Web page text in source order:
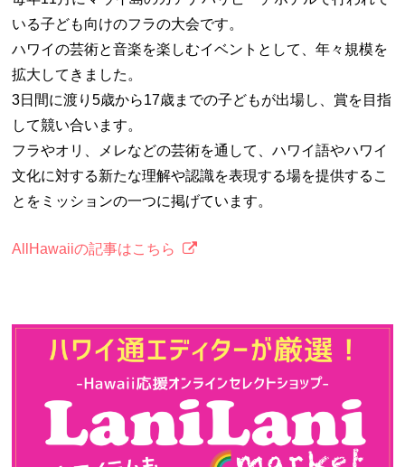
いる子ども向けのフラの大会です。
ハワイの芸術と音楽を楽しむイベントとして、年々規模を
拡大してきました。
3日間に渡り5歳から17歳までの子どもが出場し、賞を目指
して競い合います。
フラやオリ、メレなどの芸術を通して、ハワイ語やハワイ
文化に対する新たな理解や認識を表現する場を提供するこ
とをミッションの一つに掲げています。
AllHawaiiの記事はこちら